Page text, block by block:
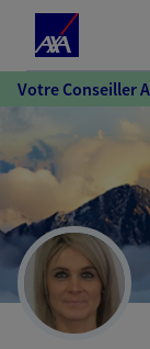
Votre Conseiller